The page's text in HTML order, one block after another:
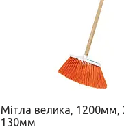
Мітла велика,
130мм